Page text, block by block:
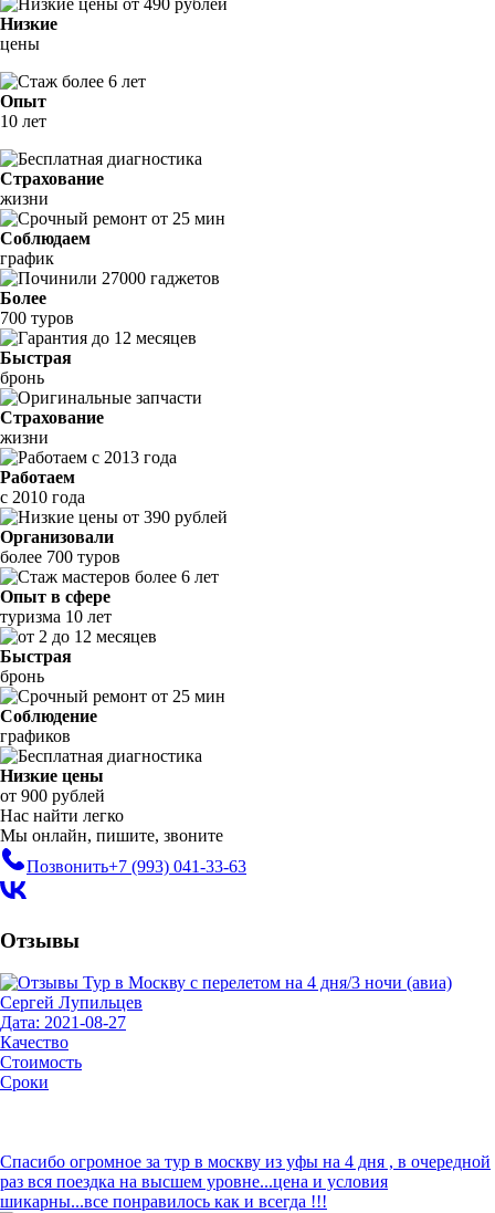
Низкие
цены
Опыт
10 лет
Страхование
жизни
Соблюдаем
график
Более
700 туров
Быстрая
бронь
Страхование
жизни
Работаем
с 2010 года
Организовали
более 700 туров
Опыт в сфере
туризма 10 лет
Быстрая
бронь
Соблюдение
графиков
Низкие цены
от 900 рублей
Нас найти легко
Мы онлайн, пишите, звоните
Позвонить+7 (993) 041-33-63
Отзывы
Сергей Лупильцев
Дата: 2021-08-27
Качество
Стоимость
Сроки
Спасибо огромное за тур в москву из уфы на 4 дня , в очередной
раз вся поездка на высшем уровне...цена и условия
шикарны...все понравилось как и всегда !!!